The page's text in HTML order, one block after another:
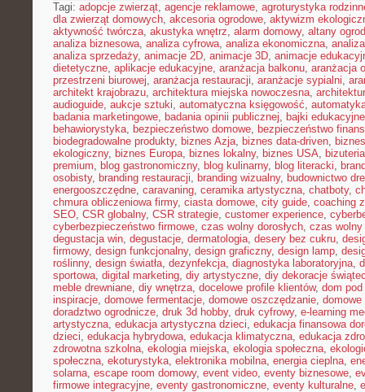
Tagi: adopcje zwierząt, agencje reklamowe, agroturystyka
dla zwierząt domowych, akcesoria ogrodowe, aktywizm
aktywność twórcza, akustyka wnętrz, alarm domowy, altany
analiza biznesowa, analiza cyfrowa, analiza ekonomiczna,
analiza sprzedaży, animacje 2D, animacje 3D, animacje
dietetyczne, aplikacje edukacyjne, aranżacja balkonu, aranżacja
przestrzeni biurowej, aranżacja restauracji, aranżacje sypialni,
architekt krajobrazu, architektura miejska nowoczesna,
audioguide, aukcje sztuki, automatyczna księgowość,
badania marketingowe, badania opinii publicznej, bajki edukacyjne
behawiorystyka, bezpieczeństwo domowe, bezpieczeństwo
biodegradowalne produkty, biznes Azja, biznes data-driven,
ekologiczny, biznes Europa, biznes lokalny, biznes USA,
premium, blog gastronomiczny, blog kulinarny, blog literacki,
osobisty, branding restauracji, branding wizualny, budownictwo
energooszczędne, caravaning, ceramika artystyczna, chatboty,
chmura obliczeniowa firmy, ciasta domowe, city guide, coaching
SEO, CSR globalny, CSR strategie, customer experience,
cyberbezpieczeństwo firmowe, czas wolny dorosłych, czas
degustacja win, degustacje, dermatologia, desery bez cukru,
firmowy, design funkcjonalny, design graficzny, design lamp,
roślinny, design światła, dezynfekcja, diagnostyka laboratoryjna,
sportowa, digital marketing, diy artystyczne, diy dekoracje
meble drewniane, diy wnętrza, docelowe profile klientów, dom
inspiracje, domowe fermentacje, domowe oszczędzanie, domowe
doradztwo ogrodnicze, druk 3d hobby, druk cyfrowy, e-learning
artystyczna, edukacja artystyczna dzieci, edukacja finansowa
dzieci, edukacja hybrydowa, edukacja klimatyczna, edukacja
zdrowotna szkolna, ekologia miejska, ekologia społeczna,
społeczna, ekoturystyka, elektronika mobilna, energia cieplna,
solarna, escape room domowy, event video, eventy biznesowe,
firmowe integracyjne, eventy gastronomiczne, eventy kulturalne,